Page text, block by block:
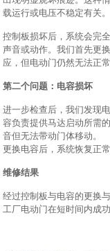
载运行或电压不稳定有关。
控制板损坏后，系统会完
声音或动作。我们首先更
应，但电动门仍然无法正常
第二个问题：电容损坏
进一步检查后，我们发现
容负责提供马达启动所需
音但无法带动门体移动。
更换电容后，系统恢复正
维修结果
经过控制板与电容的更换
工厂电动门在短时间内成